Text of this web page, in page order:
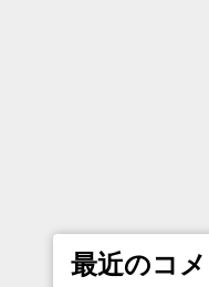
最近のコ